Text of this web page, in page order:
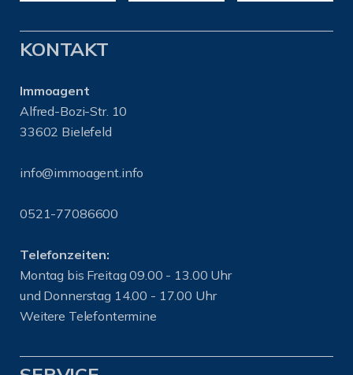
KONTAKT
Immoagent
Alfred-Bozi-Str. 10
33602 Bielefeld
info@immoagent.info
0521-77086600
Telefonzeiten:
Montag bis Freitag 09.00 - 13.00 Uhr
und Donnerstag 14.00 - 17.00 Uhr
Weitere Telefontermine